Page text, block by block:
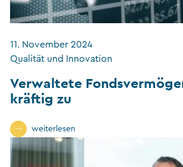
11. November 2024
Qualität und Innovation
Verwaltete
kräftig zu
weiterlesen